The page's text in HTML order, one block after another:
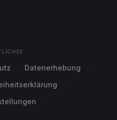
Datenerhebung